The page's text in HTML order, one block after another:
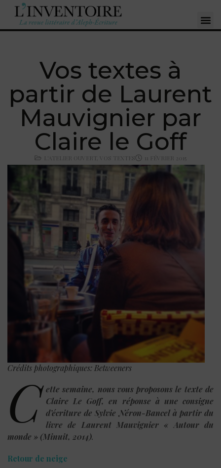
Vos textes à
partir de Laurent
Mauvignier par
Claire le Goff
L'ATELIER OUVERT VOS TEXTES 11 FÉVRIER 2015
Crédits photographiques: Betweeners
C ette semaine, nous vous proposons le texte de
Claire Le Goff, en réponse à une consigne
d’écriture deSylvie Néron-Bancel à partir du
livre de Laurent Mauvignier « Autour du
monde » (Minuit, 2014).
Retour de neige